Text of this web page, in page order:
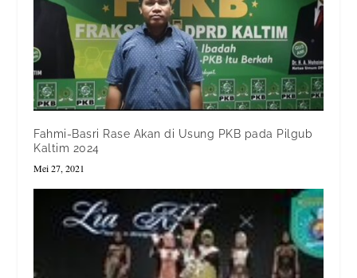
Fahmi-Basri Rase Akan di Usung PKB pada Pilgub
Kaltim 2024
Mei 27, 2021